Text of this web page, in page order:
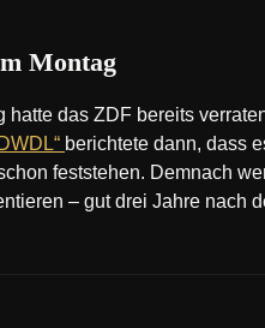
Montag
hatte das ZDF bereits
berichtete dann, dass
feststehen. Demnach
– gut drei Jahre nach